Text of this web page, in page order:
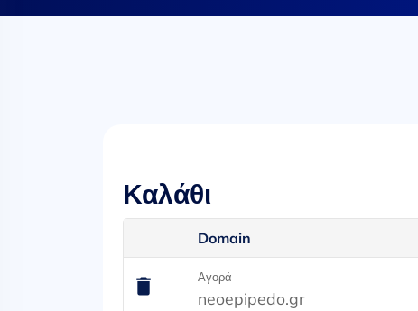
Καλάθι
Domain
Αγορά
neoepipedo.gr